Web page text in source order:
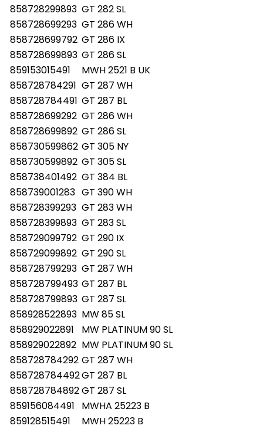
858728299893 GT 282 SL
858728699293 GT 286 WH
858728699792 GT 286 IX
858728699893 GT 286 SL
859153015491
MWH 2521 B UK
858728784291 GT 287 WH
858728784491 GT 287 BL
858728699292 GT 286 WH
858728699892 GT 286 SL
858730599862 GT 305 NY
858730599892 GT 305 SL
858738401492 GT 384 BL
858739001283 GT 390 WH
858728399293 GT 283 WH
858728399893 GT 283 SL
858729099792 GT 290 IX
858729099892 GT 290 SL
858728799293 GT 287 WH
858728799493 GT 287 BL
858728799893 GT 287 SL
858928522893 MW 85 SL
858929022891
MW PLATINUM 90 SL
858929022892 MW PLATINUM 90 SL
858728784292 GT 287 WH
858728784492GT 287 BL
858728784892GT 287 SL
859156084491
MWHA 25223 B
859128515491
MWH 25223 B